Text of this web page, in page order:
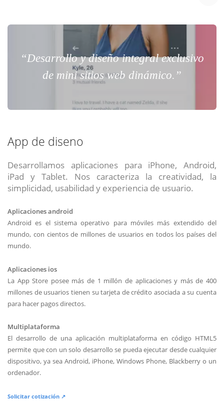
“Desarrollo y diseño integral exclusivo
de mini sitios web dinámico.”
App de diseno
Desarrollamos aplicaciones para iPhone, Android,
iPad y Tablet. Nos caracteriza la creatividad, la
simplicidad, usabilidad y experiencia de usuario.
Aplicaciones android
Android es el sistema operativo para móviles más extendido del
mundo, con cientos de millones de usuarios en todos los países del
mundo.
Aplicaciones ios
La App Store posee más de 1 millón de aplicaciones y más de 400
millones de usuarios tienen su tarjeta de crédito asociada a su cuenta
para hacer pagos directos.
Multiplataforma
El desarrollo de una aplicación multiplataforma en código HTML5
permite que con un solo desarrollo se pueda ejecutar desde cualquier
dispositivo, ya sea Android, iPhone, Windows Phone, Blackberry o un
ordenador.
Solicitar cotización ↗